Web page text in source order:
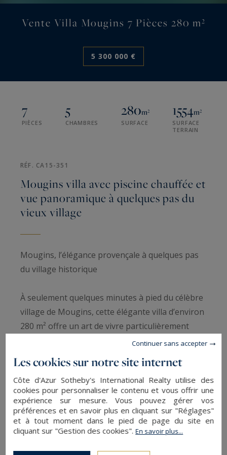
Vente Villa Mougins 7 Pièces 280 m²
5 300 000 €
7
PIÈCES
5
CHAMBRES
280m²
SURFACE
1554m²
SURFACE
TERRAIN
RÉF. CA15-351
Mougins villa avec piscine chauffée et
vue panoramique à quelques pas du
vieux village
Mougins, l’élégance provençale à quelques pas
du village historique
À seulement quelques minutes à pied du célèbre
village de Mougins, cette élégante villa d’environ
280 m² offre un art de vivre particulièrement
recherché, entre authenticité provençale,
les collines de l’arrière-pays jusqu’au village
historique de Grasse.
Réputé pour ses galeries d’art, ses restaurants
renommés, ses golfs prestigieux et sa proximité
Les cookies sur notre site internet
Côte d'Azur Sotheby's International Realty utilise des
cookies pour personnaliser le contenu et vous offrir une
expérience sur mesure. Vous pouvez gérer vos
préférences et en savoir plus en cliquant sur "Réglages"
et à tout moment dans le pied de page du site en
cliquant sur "Gestion des cookies".En savoir plus...
Continuer sans accepter